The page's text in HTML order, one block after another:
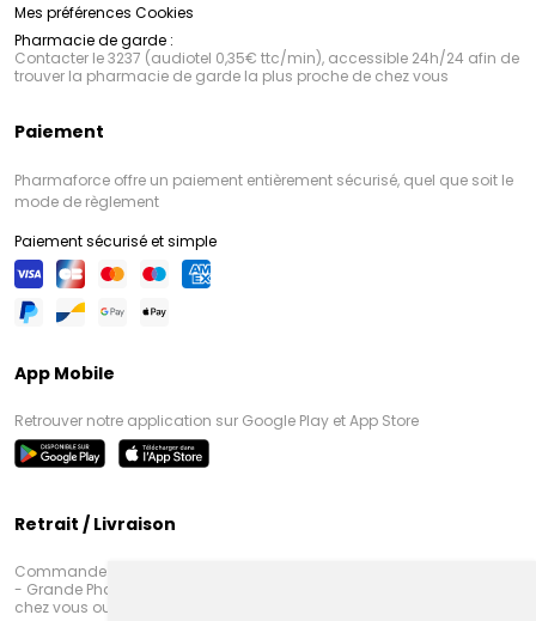
Mes préférences Cookies
Pharmacie de garde :
Contacter le 3237 (audiotel 0,35€ ttc/min), accessible 24h/24 afin de
trouver la pharmacie de garde la plus proche de chez vous
Paiement
Pharmaforce offre un paiement entièrement sécurisé, quel que soit le
mode de règlement
Paiement sécurisé et simple
App Mobile
Retrouver notre application sur Google Play et App Store
Retrait / Livraison
Commandez en ligne et venez chercher votre commande à Amiens
- Grande Pharmacie d’Amiens (Fachon) ou recevez-là rapidement
chez vous ou en point retrait